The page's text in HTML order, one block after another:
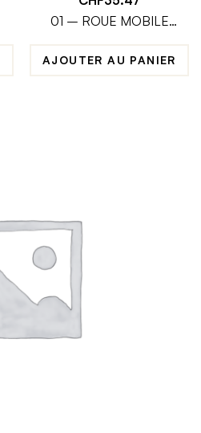
01 – ROUE MOBILE
AJOUTER AU PANIER